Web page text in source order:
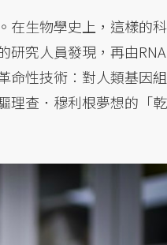
在生物學史上，這樣的科
研究人員發現，再由RNA
命性技術：對人類基因組
理查．穆利根夢想的「乾